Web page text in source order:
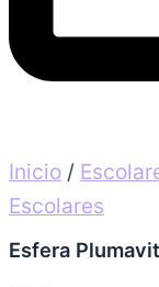
Inicio /
Escolares
Esfera